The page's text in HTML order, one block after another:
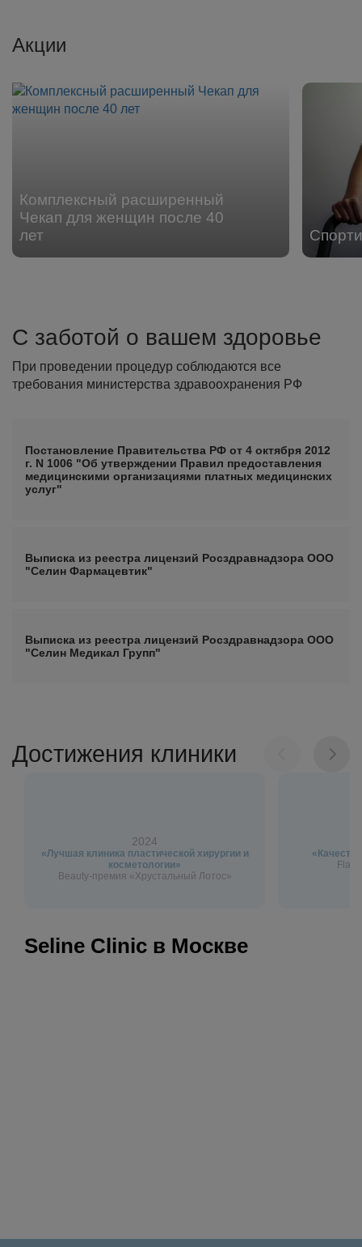
Акции
Комплексный расширенный
Чекап для женщин после 40
лет
С заботой о вашем здоровье
При проведении процедур соблюдаются все
требования министерства здравоохранения РФ
Постановление Правительства РФ от 4 октября 2012
г. N 1006 "Об утверждении Правил предоставления
медицинскими организациями платных медицинских
услуг"
Выписка из реестра лицензий Росздравнадзора ООО
"Селин Фармацевтик"
Выписка из реестра лицензий Росздравнадзора ООО
"Селин Медикал Групп"
Достижения клиники
2024
«Лучшая клиника пластической хирургии и
косметологии»
Beauty-премия «Хрустальный Лотос»
Seline Clinic в Москве